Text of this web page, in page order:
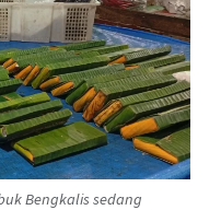
Bengkalis sedang